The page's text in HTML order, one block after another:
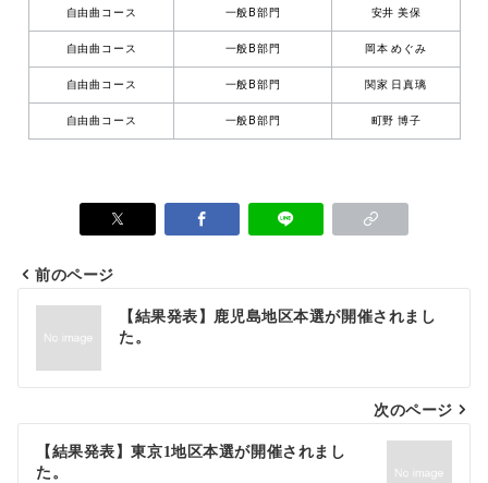
自由曲コース 一般B部門 安井 美保
自由曲コース 一般B部門 岡本 めぐみ
自由曲コース 一般B部門 関家 日真璃
自由曲コース 一般B部門 町野 博子
前のページ
【結果発表】鹿児島地区本選が開催されまし
た。
次のページ
【結果発表】東京1地区本選が開催されまし
た。